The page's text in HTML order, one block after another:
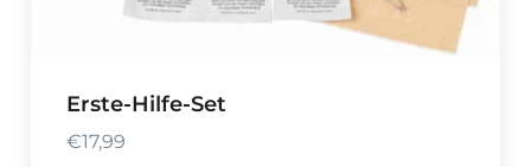
Erste-Hilfe-Set
€17,99